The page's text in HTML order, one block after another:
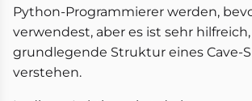
Python-Programmierer werden,
verwendest, aber es ist sehr
grundlegende Struktur eines Cave-
verstehen.